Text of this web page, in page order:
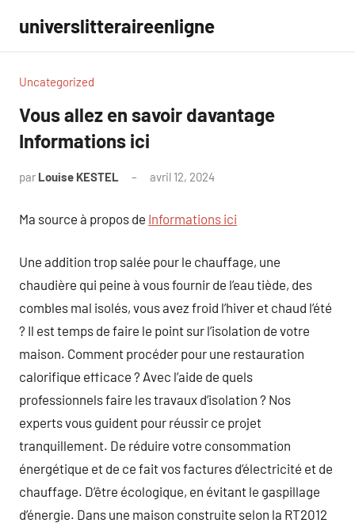
contenu
universlitteraireenligne
Uncategorized
Vous allez en savoir davantage
Informations ici
par Louise KESTEL avril 12, 2024
Ma source à propos de Informations ici
Une addition trop salée pour le chauffage, une
chaudière qui peine à vous fournir de l’eau tiède, des
combles mal isolés, vous avez froid l’hiver et chaud l’été
? Il est temps de faire le point sur l’isolation de votre
maison. Comment procéder pour une restauration
calorifique efficace ? Avec l’aide de quels
professionnels faire les travaux d’isolation ? Nos
experts vous guident pour réussir ce projet
tranquillement. De réduire votre consommation
énergétique et de ce fait vos factures d’électricité et de
chauffage. D’être écologique, en évitant le gaspillage
d’énergie. Dans une maison construite selon la RT2012